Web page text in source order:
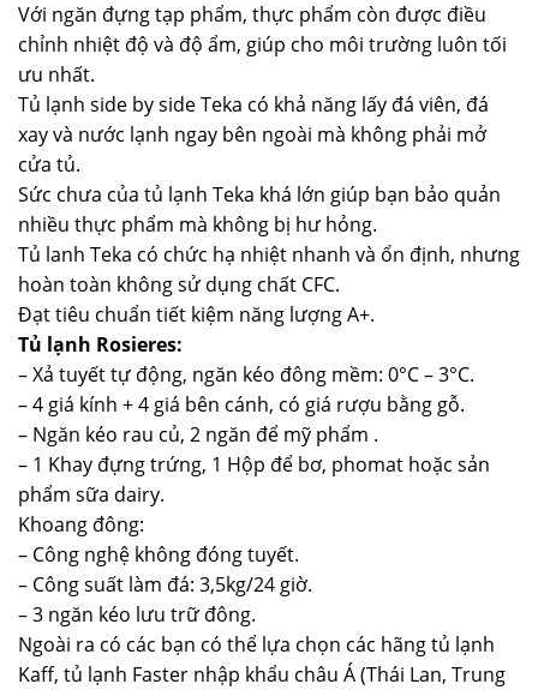
Với ngăn đựng tạp phẩm, thực phẩm còn được điều
chỉnh nhiệt độ và độ ẩm, giúp cho môi trường luôn tối
ưu nhất.
Tủ lạnh side by side Teka có khả năng lấy đá viên, đá
xay và nước lạnh ngay bên ngoài mà không phải mở
cửa tủ.
Sức chưa của tủ lạnh Teka khá lớn giúp bạn bảo quản
nhiều thực phẩm mà không bị hư hỏng.
Tủ lanh Teka có chức hạ nhiệt nhanh và ổn định, nhưng
hoàn toàn không sử dụng chất CFC.
Đạt tiêu chuẩn tiết kiệm năng lượng A+.
Tủ lạnh Rosieres:
– Xả tuyết tự động, ngăn kéo đông mềm: 0°C – 3°C.
– 4 giá kính + 4 giá bên cánh, có giá rượu bằng gỗ.
– Ngăn kéo rau củ, 2 ngăn để mỹ phẩm .
– 1 Khay đựng trứng, 1 Hộp để bơ, phomat hoặc sản
phẩm sữa dairy.
Khoang đông:
– Công nghệ không đóng tuyết.
– Công suất làm đá: 3,5kg/24 giờ.
– 3 ngăn kéo lưu trữ đông.
Ngoài ra có các bạn có thể lựa chọn các hãng tủ lạnh
Kaff, tủ lạnh Faster nhập khẩu châu Á (Thái Lan, Trung